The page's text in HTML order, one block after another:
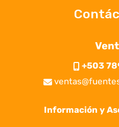
+503
Información y